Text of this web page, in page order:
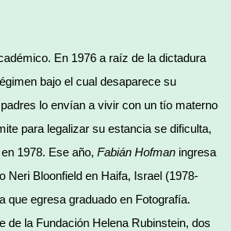
En 1976 a raíz de la dictadura
bajo el cual desaparece su
lo envían a vivir con un tío materno
para legalizar su estancia se dificulta,
1978. Ese año, Fabián Hofman ingresa
Neri Bloonfield en Haifa, Israel (1978-
que egresa graduado en Fotografía.
de la Fundación Helena Rubinstein, dos